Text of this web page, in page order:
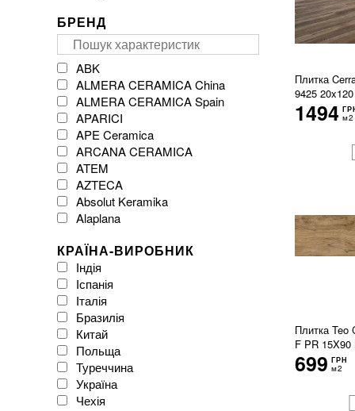
Плитка
9425 20x120
1494 м2
Плитка Teo
F PR 15X90
699 ГРН
м2
БРЕНД
ABK
ALMERA CERAMICA China
ALMERA CERAMICA Spain
APARICI
APE Ceramica
ARCANA CERAMICA
ATEM
AZTECA
Absolut Keramika
Alaplana
Arklam
Atlas Concorde
Atrium
Azulejos Benadresa
BESTILE
Baldocer
CAESAR
CASA CERAMICA
CERACASA CERAMICA
CERAMA MARKET
КРАЇНА-ВИРОБНИК
Індія
Іспанія
Італія
Бразилія
Китай
Польща
Туреччина
Україна
Чехія